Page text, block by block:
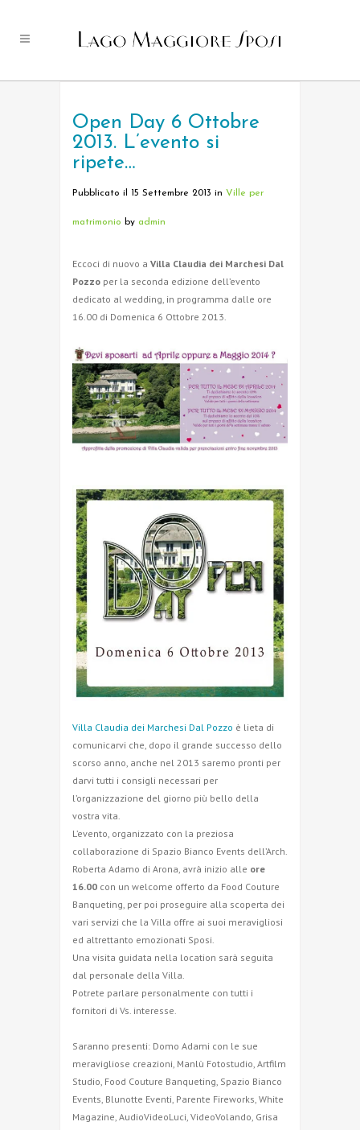
Open Day 6 Ottobre
2013. L’evento si
ripete…
Pubblicato il 15 Settembre 2013 in Ville per
matrimonio by admin
Eccoci di nuovo a Villa Claudia dei Marchesi Dal
Pozzo per la seconda edizione dell’evento
dedicato al wedding, in programma dalle ore
16.00 di Domenica 6 Ottobre 2013.
Villa Claudia dei Marchesi Dal Pozzo è lieta di
comunicarvi che, dopo il grande successo dello
scorso anno, anche nel 2013 saremo pronti per
darvi tutti i consigli necessari per
l’organizzazione del giorno più bello della
vostra vita.
L’evento, organizzato con la preziosa
collaborazione di Spazio Bianco Events dell’Arch.
Roberta Adamo di Arona, avrà inizio alle ore
16.00 con un welcome offerto da Food Couture
Banqueting, per poi proseguire alla scoperta dei
vari servizi che la Villa offre ai suoi meravigliosi
ed altrettanto emozionati Sposi.
Una visita guidata nella location sarà seguita
dal personale della Villa.
Potrete parlare personalmente con tutti i
fornitori di Vs. interesse.
Saranno presenti: Domo Adami con le sue
meravigliose creazioni, Manlù Fotostudio, Artfilm
Studio, Food Couture Banqueting, Spazio Bianco
Events, Blunotte Eventi, Parente Fireworks, White
Magazine, AudioVideoLuci, VideoVolando, Grisa